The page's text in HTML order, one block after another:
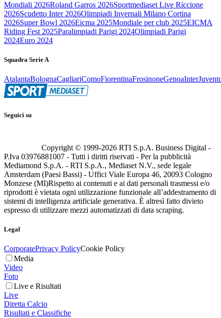
Mondiali 2026Roland Garros 2026Sportmediaset Live Riccione
2026Scudetto Inter 2026Olimpiadi Invernali Milano Cortina
2026Super Bowl 2026Eicma 2025Mondiale per club 2025EICMA
Riding Fest 2025Paralimpiadi Parigi 2024Olimpiadi Parigi
2024Euro 2024
Squadra Serie A
AtalantaBolognaCagliariComoFiorentinaFrosinoneGenoaInter
Seguici su
Copyright © 1999-2026 RTI S.p.A. Business Digital -
P.Iva 03976881007 - Tutti i diritti riservati - Per la pubblicità
Mediamond S.p.A. - RTI S.p.A., Mediaset N.V., sede legale
Amsterdam (Paesi Bassi) - Uffici Viale Europa 46, 20093 Cologno
Monzese (MI)Rispetto ai contenuti e ai dati personali trasmessi e/o
riprodotti è vietata ogni utilizzazione funzionale all’addestramento di
sistemi di intelligenza artificiale generativa. È altresì fatto divieto
espresso di utilizzare mezzi automatizzati di data scraping.
Legal
CorporatePrivacy PolicyCookie Policy
Media
Video
Foto
Live e Risultati
Live
Diretta Calcio
Risultati e Classifiche